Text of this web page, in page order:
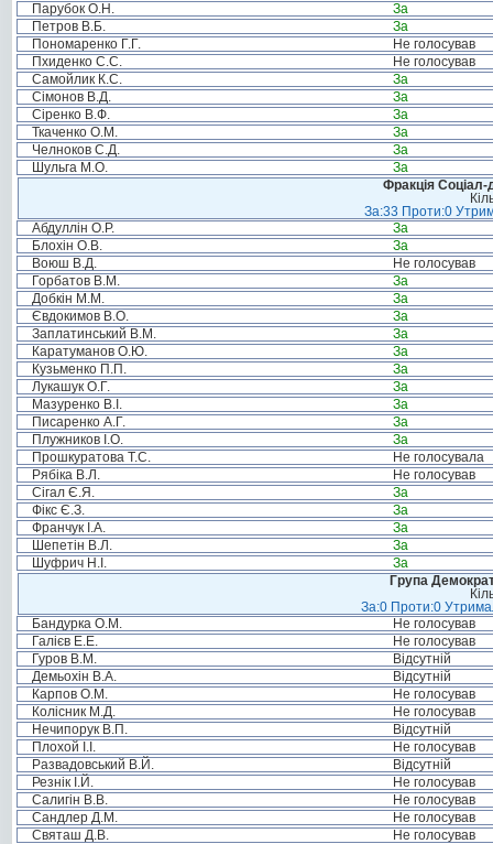
Парубок О.Н.
За
Петров В.Б.
За
Пономаренко Г.Г.
Не голосував
Пхиденко С.С.
Не голосував
Самойлик К.С.
За
Сімонов В.Д.
За
Сіренко В.Ф.
За
Ткаченко О.М.
За
Челноков С.Д.
За
Шульга М.О.
За
Фракція Соціал-
За:33 Проти:0
Абдуллін О.Р.
За
Блохін О.В.
За
Воюш В.Д.
Не голосував
Горбатов В.М.
За
Добкін М.М.
За
Євдокимов В.О.
За
Заплатинський В.М.
За
Каратуманов О.Ю.
За
Кузьменко П.П.
За
Лукашук О.Г.
За
Мазуренко В.І.
За
Писаренко А.Г.
За
Плужников І.О.
За
Прошкуратова Т.С.
Не голосувала
Рябіка В.Л.
Не голосував
Сігал Є.Я.
За
Фікс Є.З.
За
Франчук І.А.
За
Шепетін В.Л.
За
Шуфрич Н.І.
За
Група
За:0 Проти:0
Бандурка О.М.
Не голосував
Галієв Е.Е.
Не голосував
Гуров В.М.
Відсутній
Демьохін В.А.
Відсутній
Карпов О.М.
Не голосував
Колісник М.Д.
Не голосував
Нечипорук В.П.
Відсутній
Плохой І.І.
Не голосував
Развадовський В.Й.
Відсутній
Резнік І.Й.
Не голосував
Салигін В.В.
Не голосував
Сандлер Д.М.
Не голосував
Святаш Д.В.
Не голосував